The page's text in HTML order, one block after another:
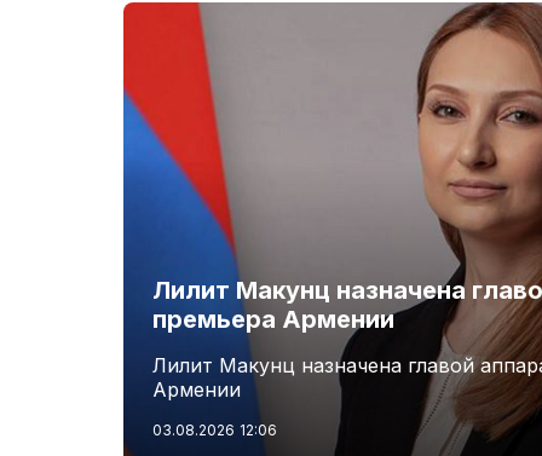
Лилит Макунц назначена
премьера Армении
Лилит Макунц назначена главой
Армении
03.08.2026 12:06